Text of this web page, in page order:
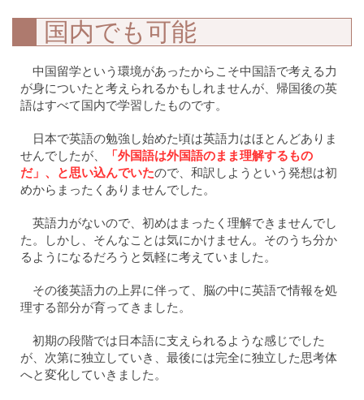
国内でも可能
中国留学という環境があったからこそ中国語で考える力
が身についたと考えられるかもしれませんが、帰国後の英
語はすべて国内で学習したものです。
日本で英語の勉強し始めた頃は英語力はほとんどありま
せんでしたが、
「外国語は外国語のまま理解するもの
だ」、と思い込んでいたので、和訳しようという発想は初
めからまったくありませんでした。
英語力がないので、初めはまったく理解できませんでし
た。しかし、そんなことは気にかけません。そのうち分か
るようになるだろうと気軽に考えていました。
その後英語力の上昇に伴って、脳の中に英語で情報を処
理する部分が育ってきました。
初期の段階では日本語に支えられるような感じでした
が、次第に独立していき、最後には完全に独立した思考体
へと変化していきました。